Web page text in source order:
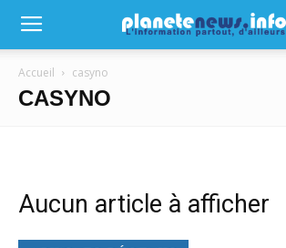
Accueil casyno
CASYNO
Aucun article à afficher